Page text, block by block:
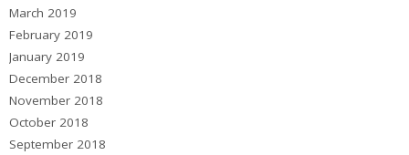
March 2019
February 2019
January 2019
December 2018
November 2018
October 2018
September 2018